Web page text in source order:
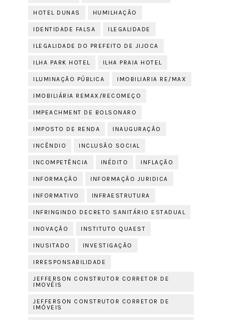
HOTEL DUNAS HUMILHAÇÃO
IDENTIDADE FALSA ILEGALIDADE
ILEGALIDADE DO PREFEITO DE JIJOCA
ILHA PARK HOTEL ILHA PRAIA HOTEL
ILUMINAÇÃO PÚBLICA IMOBILIARIA RE/MAX
IMOBILIÁRIA REMAX/RECOMEÇO
IMPEACHMENT DE BOLSONARO
IMPOSTO DE RENDA INAUGURAÇÃO
INCÊNDIO INCLUSÃO SOCIAL
INCOMPETÊNCIA INÉDITO INFLAÇÃO
INFORMAÇÃO INFORMAÇÃO JURIDICA
INFORMATIVO INFRAESTRUTURA
INFRINGINDO DECRETO SANITÁRIO ESTADUAL
INOVAÇÃO INSTITUTO QUAEST
INUSITADO INVESTIGAÇÃO
IRRESPONSABILIDADE
JEFFERSON CONSTRUTOR CORRETOR DE
IMOVÉIS
JEFFERSON CONSTRUTOR CORRETOR DE
IMÓVEIS